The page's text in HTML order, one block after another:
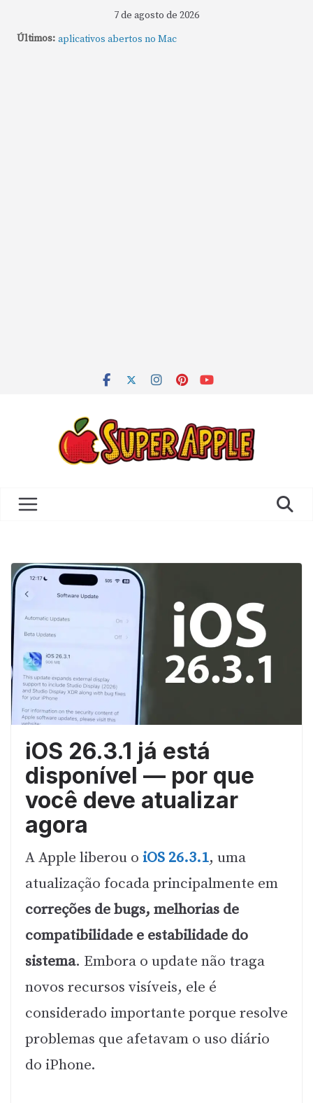
7 de agosto de 2026
Últimos: Como fechar rapidamente todas as janelas ou
iOS 26.3.1 já está
disponível — por que
você deve atualizar
agora
A Apple liberou o iOS 26.3.1, uma
atualização focada principalmente em
correções de bugs, melhorias de
compatibilidade e estabilidade do
sistema. Embora o update não traga
novos recursos visíveis, ele é
considerado importante porque resolve
problemas que afetavam o uso diário
do iPhone.